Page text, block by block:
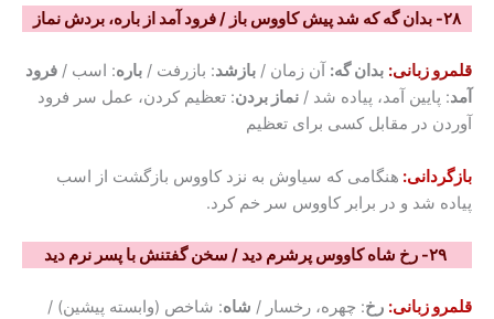
۲۸- بدان گه که شد پیش کاووس باز / فرود آمد از باره، بردش نماز
قلمرو زبانی: بدان گه: آن زمان / بازشد: بازرفت / باره: اسب / فرود
آمد: پایین آمد، پیاده شد / نماز بردن: تعظیم کردن، عمل سر فرود
آوردن در مقابل کسی برای تعظیم
بازگردانی: هنگامی که سیاوش به نزد کاووس بازگشت از اسب
پیاده شد و در برابر کاووس سر خم کرد.
قلمرو زبانی: رخ: چهره، رخسار / شاه: شاخص (وابسته پیشین) /